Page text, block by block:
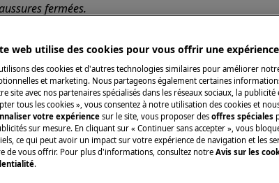
fermées.
non professionnelle peut avoir des
correctement.
web utilise des cookies pour vous offrir une
des cookies et d'autres technologies similaires pour améliorer
et marketing. Nous partageons également certaines
site avec nos partenaires spécialisés dans les réseaux sociaux, la
tous les cookies », vous consentez à notre utilisation des cookies et
votre expérience sur le site, vous proposer des offres spéciales
sur mesure. En cliquant sur « Continuer sans accepter », vous
ce qui peut avoir un impact sur votre expérience de navigation et les
de vous offrir. Pour plus d'informations, consultez notre Avis sur les
.